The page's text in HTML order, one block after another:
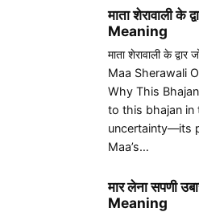
माता शेरावाली के
Meaning
माता शेरावाली के
Maa Sherawali
Why This
to this bhajan in
uncertainty—its
Maa’s…
मार लेना सपणी
Meaning